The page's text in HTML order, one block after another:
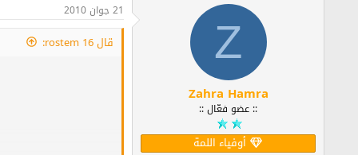
Z
Zahra Hamra
:: عضو فعّال ::
أوفياء اللمة
21 جوان 2010
قال rostem 16: